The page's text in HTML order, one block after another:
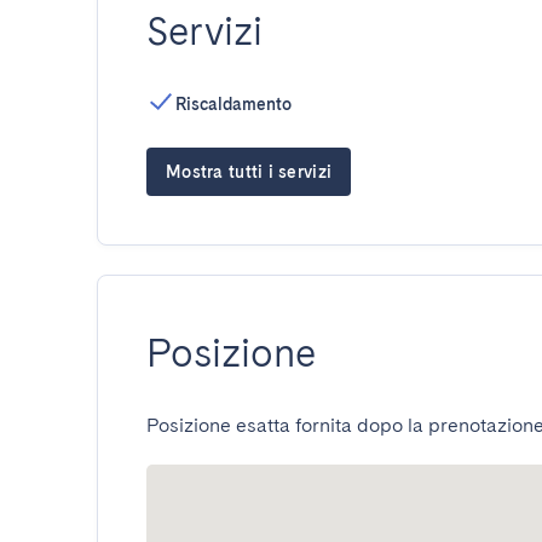
Servizi
Riscaldamento
Mostra tutti i servizi
Posizione
Posizione esatta fornita dopo la